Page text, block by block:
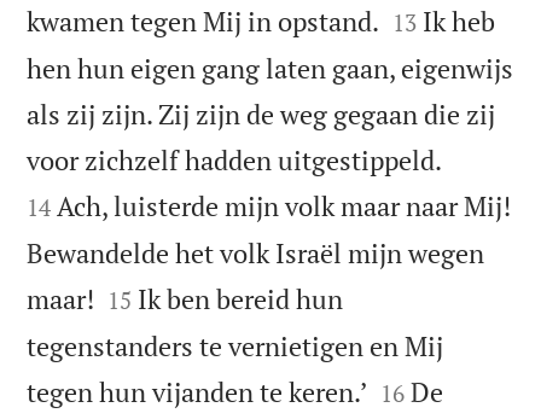
kwamen tegen Mij in opstand. 

13 Ik heb
hen hun eigen gang laten gaan, eigenwijs
als zij zijn. Zij zijn de weg gegaan die zij
voor zichzelf hadden uitgestippeld.
14 Ach, luisterde mijn volk maar naar Mij!
Bewandelde het volk Israël mijn wegen
maar! 

15 Ik ben bereid hun
tegenstanders te vernietigen en Mij
tegen hun vijanden te keren.’ 

16 De